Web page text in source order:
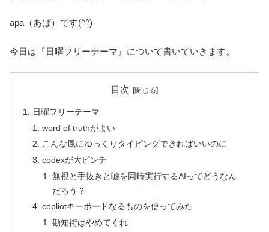
apa（あぱ）です(^^)
今日は『日曜フリーテーマ』について書いていきます。
目次
日曜フリーテーマ
word of truthがよい
こんな風にゆっくりタイピングできればいいのに
codexが大ピンチ
無視と手抜きと嘘を同時実行するAIってどうなん
だろう？
copliotキーボードなるものを使ってみた
勘知街はやめてくれ